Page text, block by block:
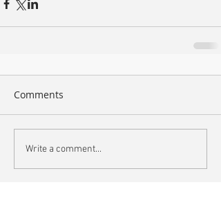
Comments
Write a comment...